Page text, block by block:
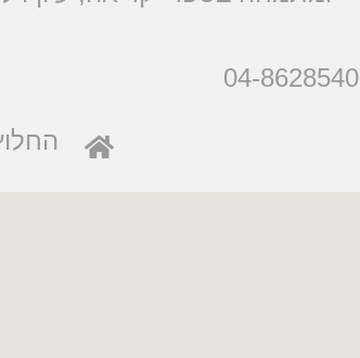
04-8628540
החלוץ 31,